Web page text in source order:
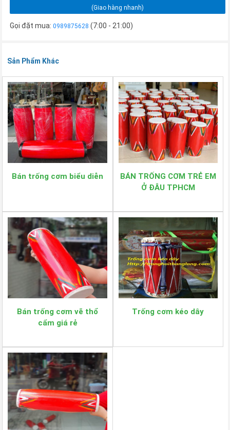
(Giao hàng nhanh)
Gọi đặt mua:0989875628 (7:00 - 21:00)
Sản Phẩm Khác
Bán trống cơm biểu diễn
BÁN TRỐNG CƠM TRẺ EM
Ở ĐÂU TPHCM
Bán trống cơm vẽ thổ
cẩm giá rẻ
Trống cơm kéo dây